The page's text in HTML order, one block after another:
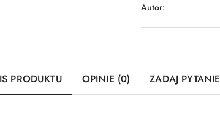
Autor:
PRODUKTU OPINIE (0) ZADAJ PYTANIE